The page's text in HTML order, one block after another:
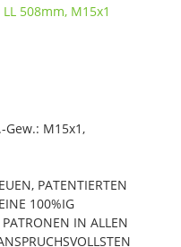
M15x1,
PATENTIERTEN
100%IG
IN ALLEN